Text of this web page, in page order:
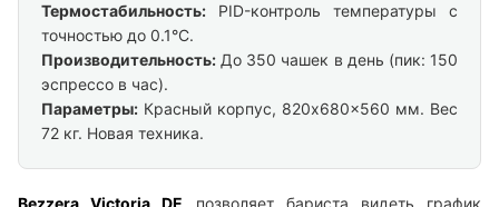
Термостабильность: PID-контроль температуры с
точностью до 0.1°C.
Производительность: До 350 чашек в день (пик: 150
эспрессо в час).
Параметры: Красный корпус, 820x680x560 мм. Вес
72 кг. Новая техника.
Bezzera Victoria DE позволяет бариста видеть график